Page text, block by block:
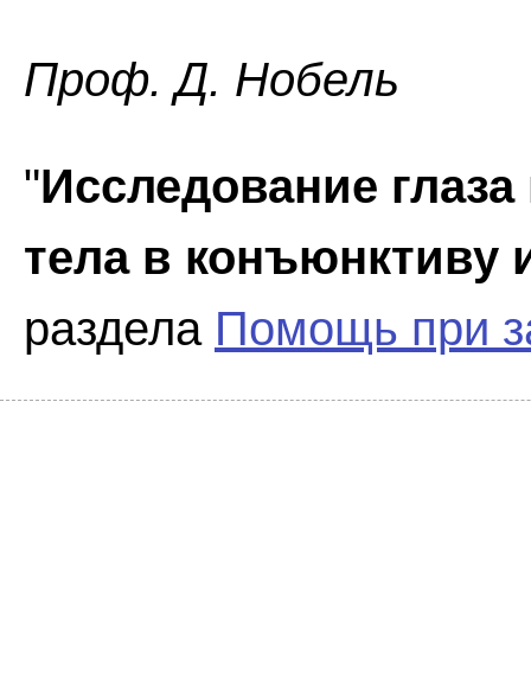
Проф. Д. Нобель
"Исследование
тела в конъюнктиву
раздела Помощь при